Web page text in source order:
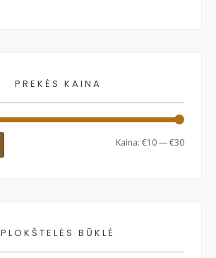
PREKĖS KAINA
Min
Maks
Kaina: €10—€30
PLOKŠTELĖS BŪKLĖ